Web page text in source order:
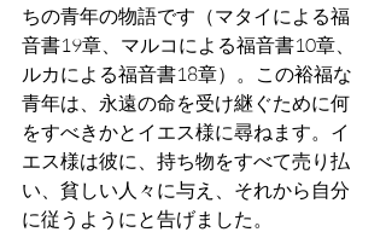
ちの青年の物語です（マタイによる福
音書19章、マルコによる福音書10章、
ルカによる福音書18章）。この裕福な
青年は、永遠の命を受け継ぐために何
をすべきかとイエス様に尋ねます。イ
エス様は彼に、持ち物をすべて売り払
い、貧しい人々に与え、それから自分
に従うようにと告げました。